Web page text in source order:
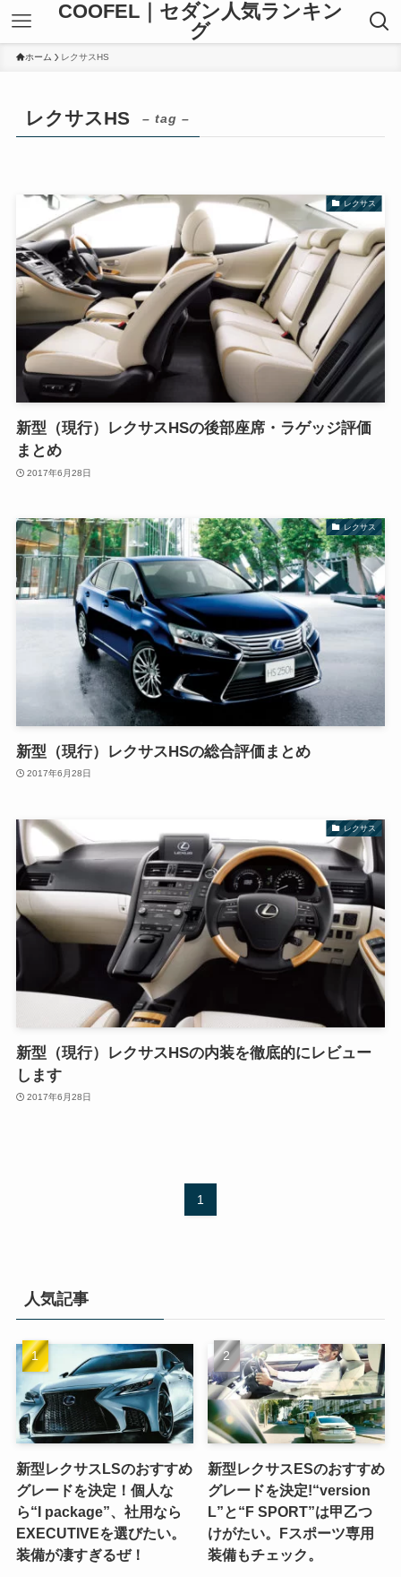
COOFEL｜セダン人気ランキン
グ
ホーム レクサスHS
レクサスHS – tag –
レクサス
新型（現行）レクサスHSの後部座席・ラゲッジ評価
まとめ
2017年6月28日
レクサス
新型（現行）レクサスHSの総合評価まとめ
2017年6月28日
レクサス
新型（現行）レクサスHSの内装を徹底的にレビュー
します
2017年6月28日
1
人気記事
新型レクサスLSのおすすめ
グレードを決定！個人な
ら“I package”、社用なら
EXECUTIVEを選びたい。
装備が凄すぎるぜ！
新型レクサスESのおすすめ
グレードを決定!“version
L”と“F SPORT”は甲乙つ
けがたい。Fスポーツ専用
装備もチェック。